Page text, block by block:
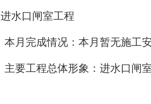
进水口闸室工程
本月完成情况：本月暂无施工安
主要工程总体形象：进水口闸